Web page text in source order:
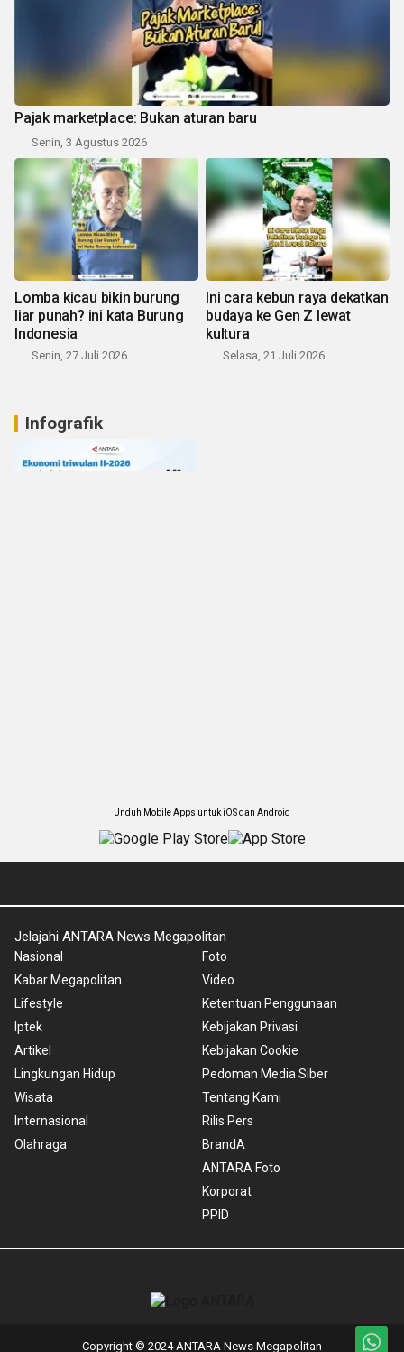
Pajak marketplace: Bukan aturan baru
Senin, 3 Agustus 2026
Lomba kicau bikin burung
liar punah? ini kata Burung
Indonesia
Senin, 27 Juli 2026
Ini cara kebun raya dekatkan
budaya ke Gen Z lewat
kultura
Selasa, 21 Juli 2026
Infografik
Unduh Mobile Apps untuk iOS dan Android
Jelajahi ANTARA News Megapolitan
Nasional
Kabar Megapolitan
Lifestyle
Iptek
Artikel
Lingkungan Hidup
Wisata
Internasional
Olahraga
Foto
Video
Ketentuan Penggunaan
Kebijakan Privasi
Kebijakan Cookie
Pedoman Media Siber
Tentang Kami
Rilis Pers
BrandA
ANTARA Foto
Korporat
PPID
Copyright © 2024 ANTARA News Megapolitan